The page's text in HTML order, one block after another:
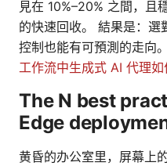
見在 10%–20% 之間，且
的快速回收。 結果是：選
控制也能有可預測的走向。
工作流中生成式 AI 代理
The N best
Edge
黄昏的办公室里，屏幕上